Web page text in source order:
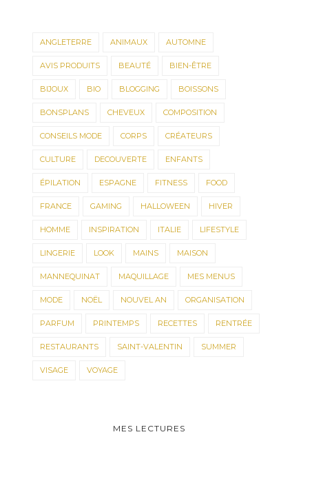
ANGLETERRE ANIMAUX AUTOMNE
AVIS PRODUITS BEAUTÉ BIEN-ÊTRE
BIJOUX BIO BLOGGING BOISSONS
BONSPLANS CHEVEUX COMPOSITION
CONSEILS MODE CORPS CRÉATEURS
CULTURE DECOUVERTE ENFANTS
ÉPILATION ESPAGNE FITNESS FOOD
FRANCE GAMING HALLOWEEN HIVER
HOMME INSPIRATION ITALIE LIFESTYLE
LINGERIE LOOK MAINS MAISON
MANNEQUINAT MAQUILLAGE MES MENUS
MODE NOËL NOUVEL AN ORGANISATION
PARFUM PRINTEMPS RECETTES RENTRÉE
RESTAURANTS SAINT-VALENTIN SUMMER
VISAGE VOYAGE
MES LECTURES